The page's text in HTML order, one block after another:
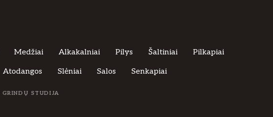
Medžiai Alkakalniai Pilys Šaltiniai Pilkapiai
Atodangos Slėniai Salos Senkapiai
GRINDŲ STUDIJA